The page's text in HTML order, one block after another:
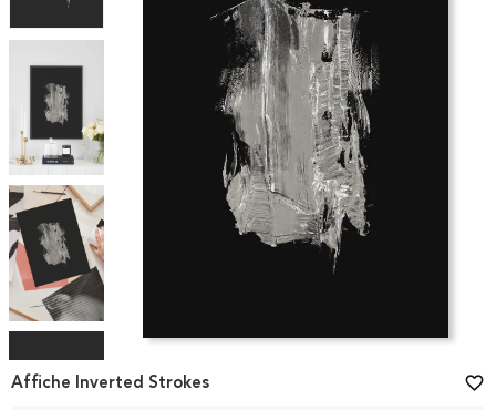
Item
1
Affiche Inverted Strokes favorite_border